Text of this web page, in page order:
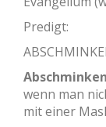
Predigt:
Abschminken
wenn man
mit einer